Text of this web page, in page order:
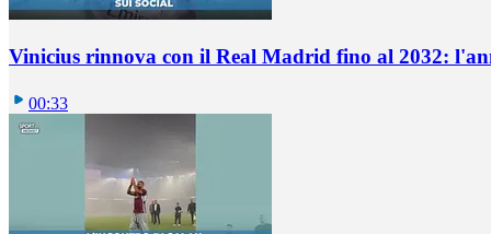
Vinicius rinnova con il Real Madrid fino al 2032:
00:33